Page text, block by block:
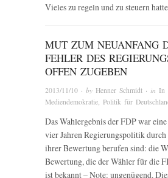
Vieles zu regeln und zu steuern
MUT ZUM NEUANFANG
FEHLER DES
OFFEN ZUGEBEN
2013/11/10 · by Henner Schmidt · in In
Mediendemokratie, Politik für
Das Wahlergebnis der FDP war
vier Jahren Regierungspolitik
ihrer Bewertung berufen sind: die
Bewertung, die der Wähler für die
ist bekannt – Note: ungenügend.